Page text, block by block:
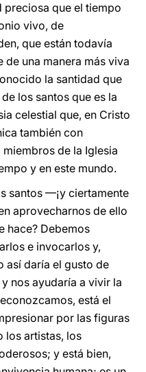
preciosa que el tiempo
vivo, de
que están todavía
una manera más viva
la santidad que
los santos que es la
celestial que, en Cristo
también con
de la Iglesia
y en este mundo.
santos —¡y ciertamente
aprovecharnos de ello
hace? Debemos
e invocarlos y,
así daría el gusto de
nos ayudaría a vivir la
está el
por las figuras
los artistas, los
y está bien,